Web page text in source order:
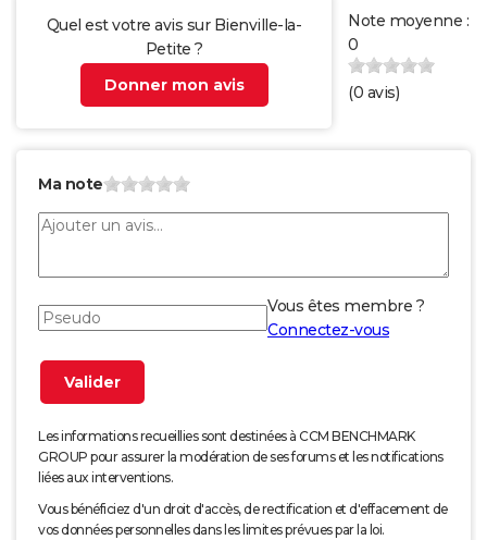
Quel est votre avis sur Bienville-la-
Petite ?
Donner mon avis
Note moyenne :
0
(0 avis)
Ma note
Vous êtes membre ?
Connectez-vous
Les informations recueillies sont destinées à CCM BENCHMARK
GROUP pour assurer la modération de ses forums et les notifications
liées aux interventions.
Vous bénéficiez d'un droit d'accès, de rectification et d'effacement de
vos données personnelles dans les limites prévues par la loi.